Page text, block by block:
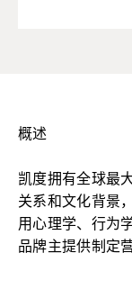
概述
凯度拥有全球最
关系和文化背景
用心理学、行为
品牌主提供制定